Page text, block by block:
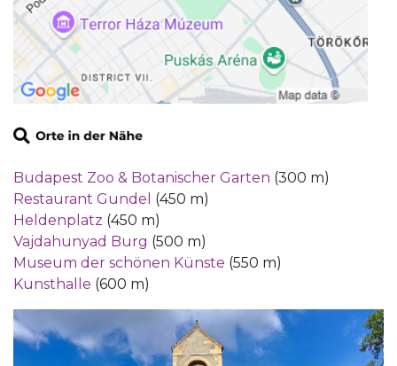
Budapest Zoo & Botanischer Garten (300 m)
Restaurant Gundel (450 m)
Heldenplatz (450 m)
Vajdahunyad Burg (500 m)
Museum der schönen Künste (550 m)
Kunsthalle (600 m)